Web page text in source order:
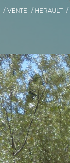
VENTE HERAULT